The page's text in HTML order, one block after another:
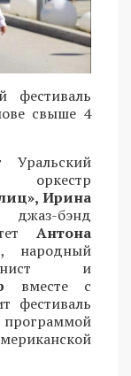
фестиваль
свыше 4
оркестр
Ирина
бэнд
Антона
, народный
и
вместе с
фестиваль